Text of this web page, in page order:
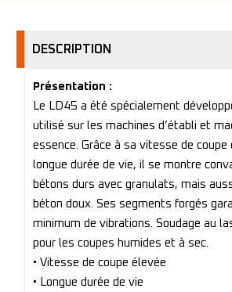
DESCRIPTION
Présentation :
Le LD45 a été spécialement
utilisé sur les machines d’établi et
essence. Grâce à sa vitesse de coupe
longue durée de vie, il se montre
bétons durs avec granulats, mais
béton doux. Ses segments forgés
minimum de vibrations. Soudage au
pour les coupes humides et à sec.
• Vitesse de coupe élevée
• Longue durée de vie